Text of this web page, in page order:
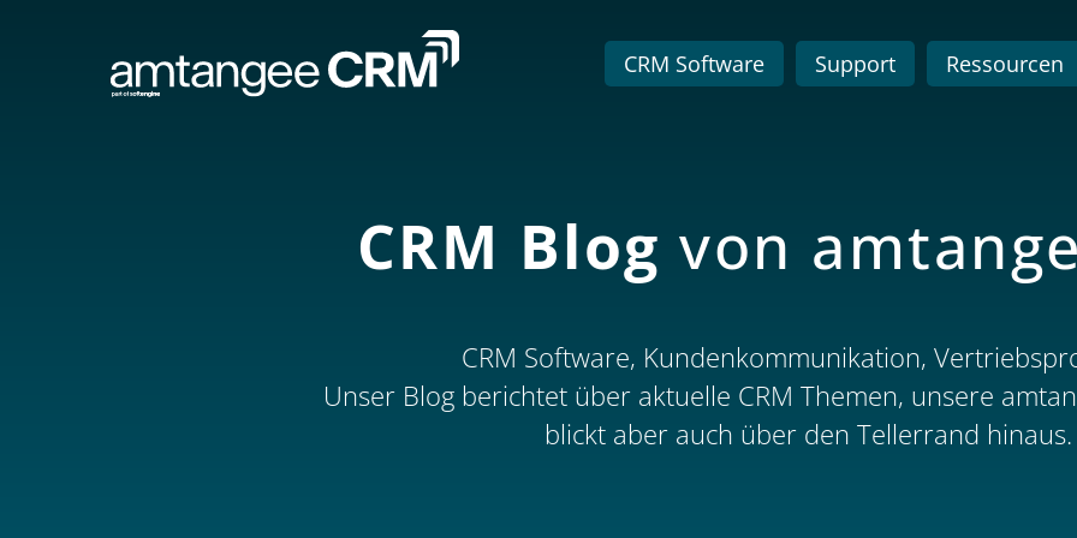
CRM Software Support Ressourcen
CRM Blog von
CRM Software, Kundenkommunikation,
Unser Blog berichtet über aktuelle CRM Themen, unsere
blickt aber auch über den Tellerrand hinaus.